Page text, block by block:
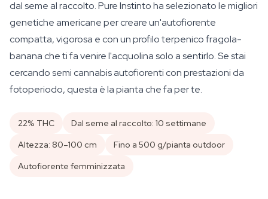
dal seme al raccolto. Pure Instinto ha selezionato le migliori
genetiche americane per creare un'autofiorente
compatta, vigorosa e con un profilo terpenico fragola-
banana che ti fa venire l'acquolina solo a sentirlo. Se stai
cercando semi cannabis autofiorenti con prestazioni da
fotoperiodo, questa è la pianta che fa per te.
22% THC
Dal seme al raccolto: 10 settimane
Altezza: 80–100 cm
Fino a 500 g/pianta outdoor
Autofiorente femminizzata